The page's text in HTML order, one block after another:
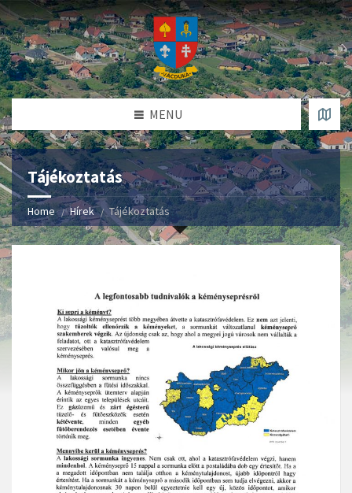
MENU
Tájékoztatás
Home Hírek Tájékoztatás